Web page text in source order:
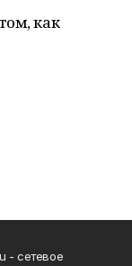
как
- сетевое